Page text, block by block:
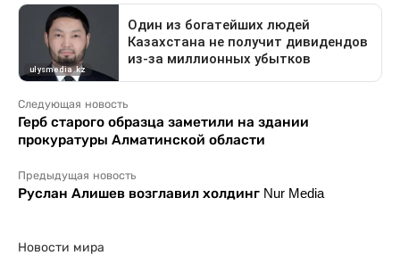
Следующая новость
Герб старого образца заметили на здании
прокуратуры Алматинской области
Предыдущая новость
Руслан Алишев возглавил холдинг Nur Media
Новости мира